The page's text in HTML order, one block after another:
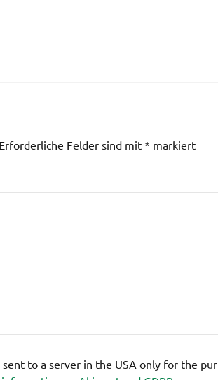
Erforderliche Felder sind mit * markiert
to a server in the USA only for the